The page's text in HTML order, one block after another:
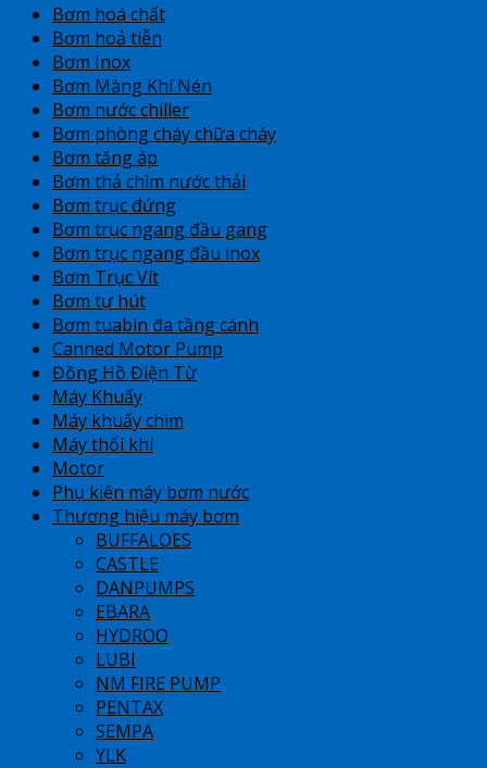
Bơm hoá chất
Bơm hoả tiễn
Bơm Inox
Bơm Màng Khí Nén
Bơm nước chiller
Bơm phòng cháy chữa cháy
Bơm tăng áp
Bơm thả chìm nước thải
Bơm trục đứng
Bơm trục ngang đầu gang
Bơm trục ngang đầu inox
Bơm Trục Vít
Bơm tự hút
Bơm tuabin đa tầng cánh
Canned Motor Pump
Đồng Hồ Điện Từ
Máy Khuấy
Máy khuấy chìm
Máy thổi khí
Motor
Phụ kiện máy bơm nước
Thương hiệu máy bơm
BUFFALOES
CASTLE
DANPUMPS
EBARA
HYDROO
LUBI
NM FIRE PUMP
PENTAX
SEMPA
YLK